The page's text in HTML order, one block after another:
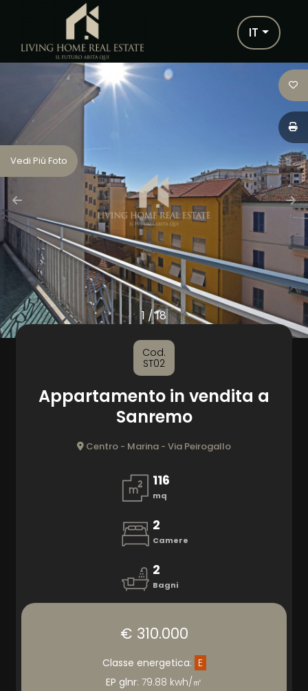
IT
1/18
Vedi Più Foto
Cod.
ST02
Appartamento in vendita a
Sanremo
Centro - Marina - Via Peirogallo
116
mq
2
Camere
2
Bagni
€ 310.000
Classe energetica: E
EP glnr: 79.88 kwh/㎡
EN
CHI SIAMO
SERVIZI
PARTNERS
CONTATTI
Contratto
Qualsiasi
Scegli
dove
cercare
Provincia